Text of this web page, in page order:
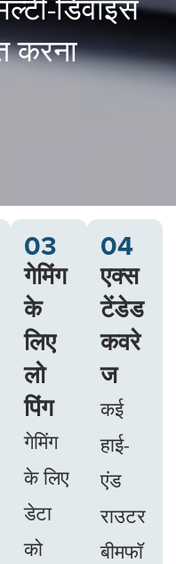
करना
03
गेमिंग
के
लिए
लो
पिंग
गेमिंग
के लिए
डेटा
को
04
एक्स
टेंडेड
कवरे
ज
कई
हाई-
एंड
राउटर
बीमफॉ